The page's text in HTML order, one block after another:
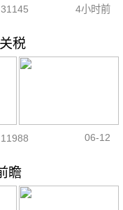
31145 4小时前
税
11988 06-12
瞻